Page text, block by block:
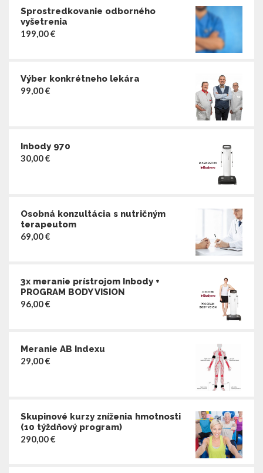
Sprostredkovanie odborného
vyšetrenia
199,00€
Výber konkrétneho lekára
99,00€
Inbody 970
30,00€
Osobná konzultácia s nutričným
terapeutom
69,00€
3x meranie prístrojom Inbody +
PROGRAM BODY VISION
96,00€
Meranie AB Indexu
29,00€
Skupinové kurzy zníženia hmotnosti
(10 týždňový program)
290,00€